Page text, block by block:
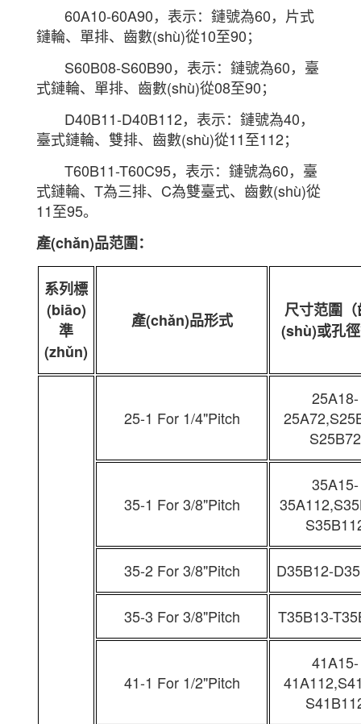
60A10-60A90，表示：鏈號為60，片式
鏈輪、單排、齒數(shù)從10至90；
S60B08-S60B90，表示：鏈號為60，臺
式鏈輪、單排、齒數(shù)從08至90；
D40B11-D40B112，表示：鏈號為40，
臺式鏈輪、雙排、齒數(shù)從11至112；
T60B11-T60C95，表示：鏈號為60，臺
式鏈輪、T為三排、C為雙臺式、齒數(shù)從
11至95。
產(chǎn)品范圍：
系列標
(biāo)
準
(zhǔn)
產(chǎn)品形式
尺寸范圍
(shù)或孔
25-1 For 1/4"Pitch
25A18-
S25B72
35-1 For 3/8"Pitch
35A15-
35-2 For 3/8"Pitch D35B12-
35-3 For 3/8"Pitch T35B13-
41-1 For 1/2"Pitch
41A15-